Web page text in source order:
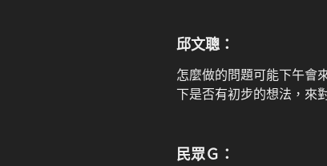
邱文聰：
怎麼做的問題可能下午會
下是否有初步的想法，來
民眾Ｇ：